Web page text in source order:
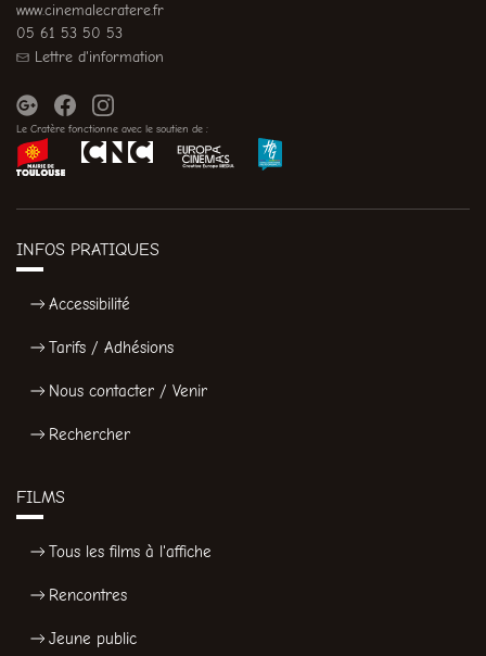
www.cinemalecratere.fr
05 61 53 50 53
Lettre d'information
Le Cratère fonctionne avec le soutien de :
INFOS PRATIQUES
Accessibilité
Tarifs / Adhésions
Nous contacter / Venir
Rechercher
FILMS
Tous les films à l'affiche
Rencontres
Jeune public